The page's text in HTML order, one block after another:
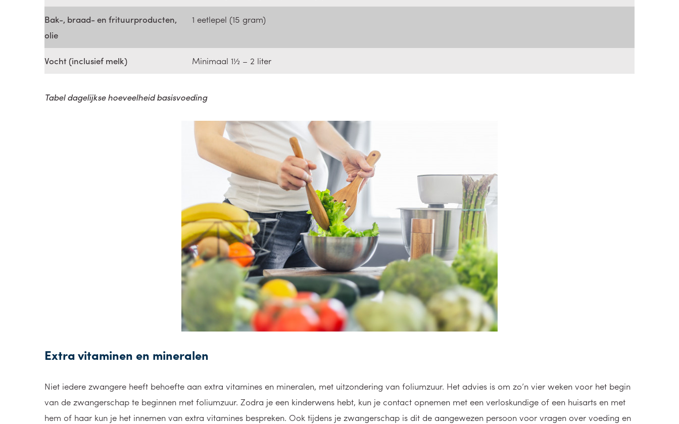
Bak-, braad- en frituurproducten,
olie
1 eetlepel (15 gram)
Vocht (inclusief melk) Minimaal 1½ – 2 liter
Tabel dagelijkse hoeveelheid basisvoeding
Extra vitaminen en mineralen
Niet iedere zwangere heeft behoefte aan extra vitamines en mineralen, met uitzondering van foliumzuur. Het advies is om zo’n vier weken voor het begin
van de zwangerschap te beginnen met foliumzuur. Zodra je een kinderwens hebt, kun je contact opnemen met een verloskundige of een huisarts en met
hem of haar kun je het innemen van extra vitamines bespreken. Ook tijdens je zwangerschap is dit de aangewezen persoon voor vragen over voeding en